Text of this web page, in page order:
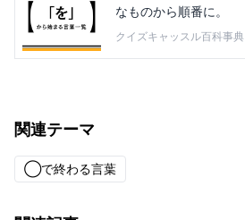
なものから順番に。
クイズキャッスル百科事典
関連テーマ
◯で終わる言葉